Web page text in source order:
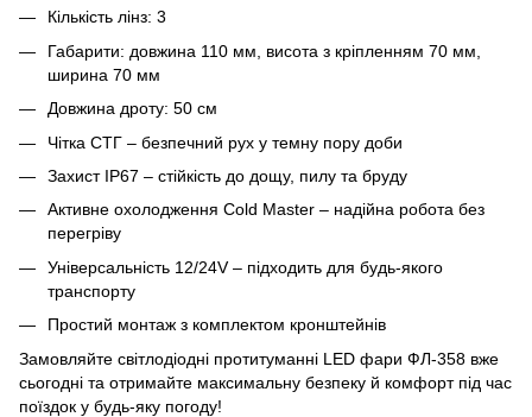
Кількість лінз: 3
Габарити: довжина 110 мм, висота з кріпленням 70 мм,
ширина 70 мм
Довжина дроту: 50 см
Чітка СТГ – безпечний рух у темну пору доби
Захист IP67 – стійкість до дощу, пилу та бруду
Активне охолодження Cold Master – надійна робота без
перегріву
Універсальність 12/24V – підходить для будь-якого
транспорту
Простий монтаж з комплектом кронштейнів
Замовляйте світлодіодні протитуманні LED фари ФЛ-358 вже
сьогодні та отримайте максимальну безпеку й комфорт під час
поїздок у будь-яку погоду!